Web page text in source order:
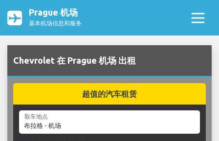
Prague 机场
基本机场信息和服务
Chevrolet 在 Prague 机场 出租
超值的汽车租赁
取车地点